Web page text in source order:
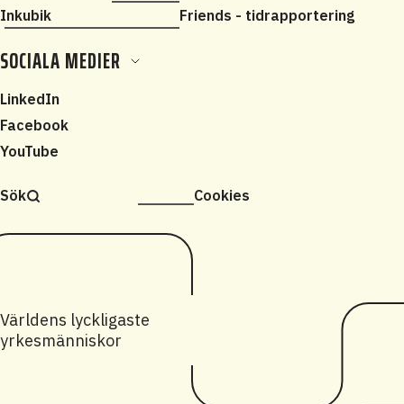
Inkubik
Friends - tidrapportering
SOCIALA MEDIER
LinkedIn
Facebook
YouTube
Sök Cookies
Världens lyckligaste
yrkesmänniskor